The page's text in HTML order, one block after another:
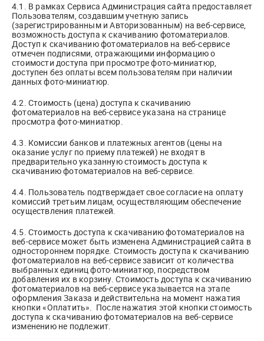
4.1. В рамках Сервиса Администрация сайта предоставляет
Пользователям, создавшим учетную запись
(зарегистрированным и Авторизованным) на веб-сервисе,
возможность доступа к скачиванию фотоматериалов.
Доступ к скачиванию фотоматериалов на веб-сервисе
отмечен подписями, отражающими информацию о
стоимости доступа при просмотре фото-миниатюр,
доступен без оплаты всем пользователям при наличии
данных фото-миниатюр.
4.2. Стоимость (цена) доступа к скачиванию
фотоматериалов на веб-сервисе указана на странице
просмотра фото-миниатюр.
4.3. Комиссии банков и платежных агентов (цены на
оказание услуг по приему платежей) не входят в
предварительно указанную стоимость доступа к
скачиванию фотоматериалов на веб-сервисе.
4.4. Пользователь подтверждает свое согласие на оплату
комиссий третьим лицам, осуществляющим обеспечение
осуществления платежей.
4.5. Стоимость доступа к скачиванию фотоматериалов на
веб-сервисе может быть изменена Администрацией сайта в
одностороннем порядке. Стоимость доступа к скачиванию
фотоматериалов на веб-сервисе зависит от количества
выбранных единиц фото-миниатюр, посредством
добавления их в корзину. Стоимость доступа к скачиванию
фотоматериалов на веб-сервисе указывается на этапе
оформления Заказа и действительна на момент нажатия
кнопки «Оплатить». После нажатия этой кнопки стоимость
доступа к скачиванию фотоматериалов на веб-сервисе
изменению не подлежит.